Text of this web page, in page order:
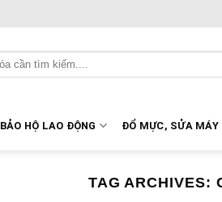
BẢO HỘ LAO ĐỘNG ĐỔ MỰC, SỬA MÁY
TAG ARCHIVES: